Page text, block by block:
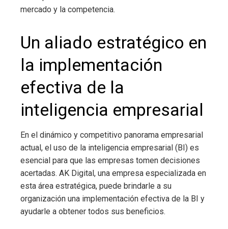
mercado y la competencia.
Un aliado estratégico en
la implementación
efectiva de la
inteligencia empresarial
En el dinámico y competitivo panorama empresarial
actual, el uso de la inteligencia empresarial (BI) es
esencial para que las empresas tomen decisiones
acertadas. AK Digital, una empresa especializada en
esta área estratégica, puede brindarle a su
organización una implementación efectiva de la BI y
ayudarle a obtener todos sus beneficios.